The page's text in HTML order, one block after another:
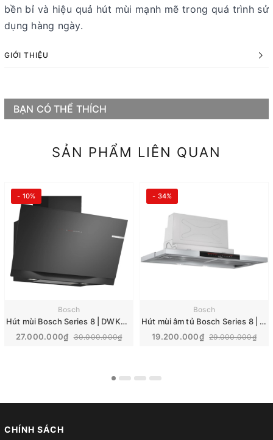
bền bỉ và hiệu quả hút mùi mạnh mẽ trong quá trình sử
dụng hàng ngày.
GIỚI THIỆU
BẠN CÓ THỂ THÍCH
SẢN PHẨM LIÊN QUAN
- 10%
Bosch
Hút mùi Bosch Series 8 | DWK91LT60
27.000.000₫ 30.000.000₫
- 34%
Bosch
Hút mùi âm tủ Bosch Series 8 | DFS097K51
19.200.000₫ 29.000.000₫
CHÍNH SÁCH